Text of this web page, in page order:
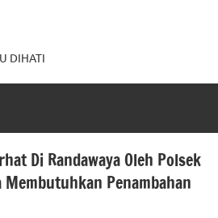
DIHATI
Di Randawaya Oleh Polsek
Penambahan